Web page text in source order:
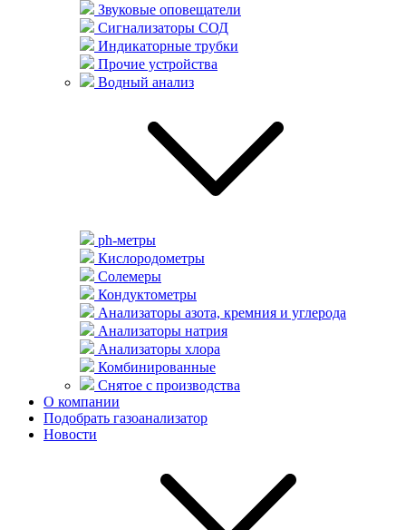
Звуковые оповещатели
Сигнализаторы СОД
Индикаторные трубки
Прочие устройства
Водный анализ
ph-метры
Кислородометры
Солемеры
Кондуктометры
Анализаторы азота, кремния и углерода
Анализаторы натрия
Анализаторы хлора
Комбинированные
Снятое с производства
О компании
Подобрать газоанализатор
Новости